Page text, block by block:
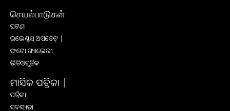
செயல்பாடுகள்
ଘଟଣା
ଇଭେଣ୍ଟସ୍ ଅପଡେଟ୍ |
ଫଟୋ ଗ୍ୟାଲେରୀ
ଭିଡିଓଗୁଡିକ
ମାସିକ ପତ୍ରିକା |
ପତ୍ରିକା
ସଦସ୍ୟତା